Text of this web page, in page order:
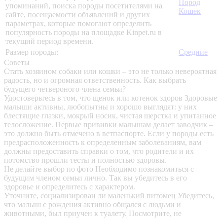
упоминаний, поиска породы посетителями на
сайте, посещаемости объявлений и других
параметрах, которые помогают определить
популярность породы на площадке Kinpet.ru в
текущий период времени.
Пород
Кошек
Размер породы:
Средние
Советы
Стать хозяином собаки или кошки – это не только невероятная
радость, но и огромная ответственность. Как выбрать
будущего четвероного члена семьи?
Удостоверьтесь в том, что щенок или котенок здоров Здоровые
малыши активны, любопытны и хорошо выглядят: у них
блестящие глазки, мокрый носик, чистая шерстка и упитанное
телосложение. Первые прививки малышам делает заводчик –
это должно быть отмечено в ветпаспорте. Если у породы есть
предрасположенность к определенным заболеваниям, вам
должны предоставить справки о том, что родители и их
потомство прошли тесты и полностью здоровы.
Не делайте выбор по фото Необходимо познакомиться с
будущим членом семьи лично. Так вы убедитесь в его
здоровье и определитесь с характером.
Уточните, социализирован ли маленький питомец Убедитесь,
что малыш с рождения активно общался с людьми и
животными, был приучен к туалету. Посмотрите, не